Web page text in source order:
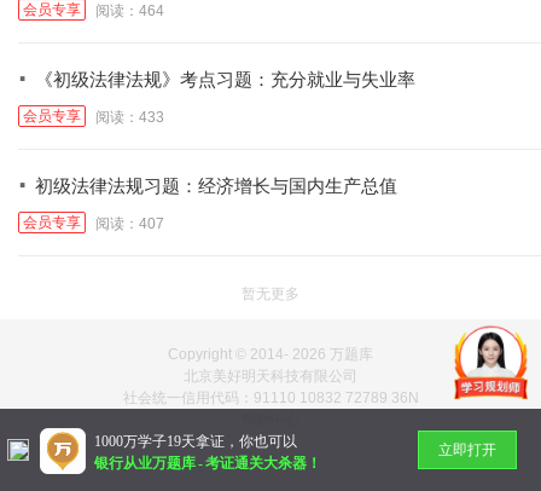
会员专享 阅读：464
· 《初级法律法规》考点习题：充分就业与失业率
会员专享 阅读：433
· 初级法律法规习题：经济增长与国内生产总值
会员专享 阅读：407
暂无更多
Copyright © 2014- 2026 万题库
北京美好明天科技有限公司
社会统一信用代码：91110 10832 72789 36N
1000万学子19天拿证，你也可以
银行从业万题库-考证通关大杀器！
立即打开